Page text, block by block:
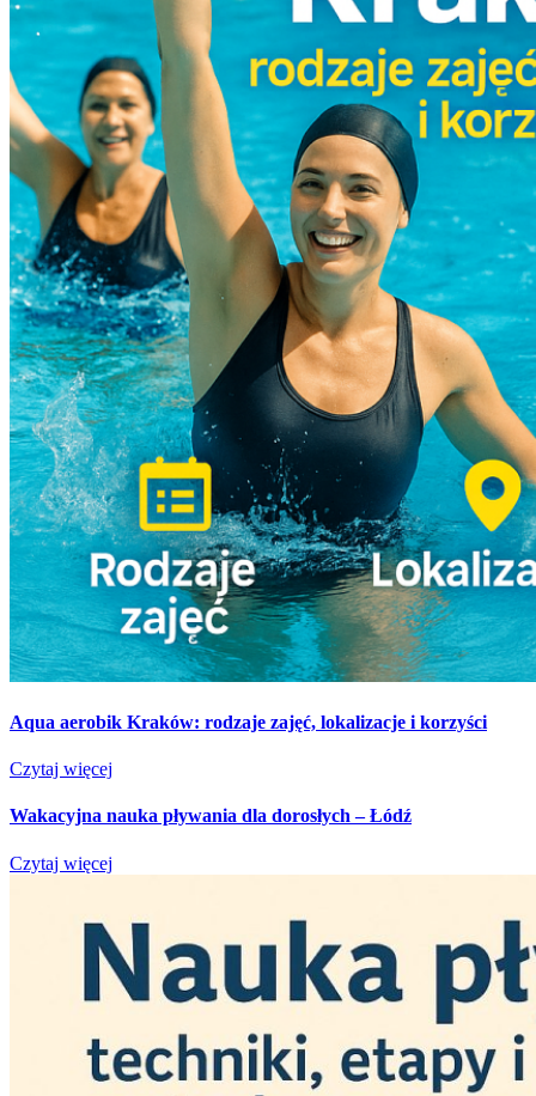
Aqua aerobik Kraków: rodzaje zajęć, lokalizacje i korzyści
Czytaj więcej
Wakacyjna nauka pływania dla dorosłych – Łódź
Czytaj więcej